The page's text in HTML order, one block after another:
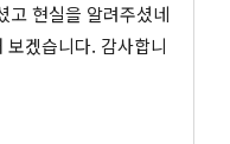
고 현실을 알려주셨네
겠습니다. 감사합니